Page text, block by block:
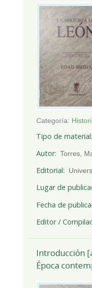
Categoría:
Tipo de material
Autor Torres,
Editorial
Lugar de
Fecha de
Editor /
Introducción
Época